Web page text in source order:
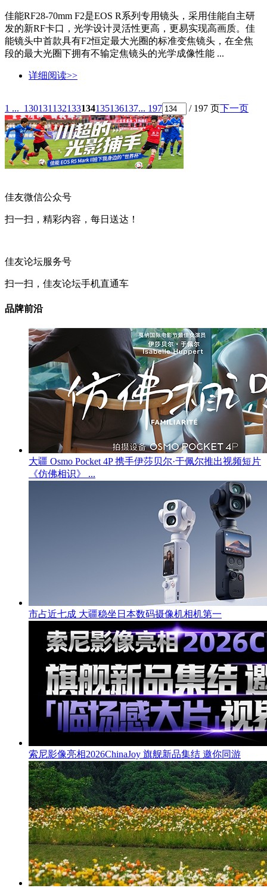
佳能RF28-70mm F2是EOS R系列专用镜头，采用佳能自主研
发的新RF卡口，光学设计灵活性更高，更易实现高画质。佳
能镜头中首款具有F2恒定最大光圈的标准变焦镜头，在全焦
段的最大光圈下拥有不输定焦镜头的光学成像性能 ...
详细阅读>>
1 ... 130131 132133134135136137... 197 / 197 页下一页
佳友微信公众号
扫一扫，精彩内容，每日送达！
佳友论坛服务号
扫一扫，佳友论坛手机直通车
品牌前沿
大疆 Osmo Pocket 4P 携手伊莎贝尔·于佩尔推出视频短片
《仿佛相识》 ...
市占近七成 大疆稳坐日本数码摄像机相机第一
索尼影像亮相2026ChinaJoy 旗舰新品集结 邀你同游